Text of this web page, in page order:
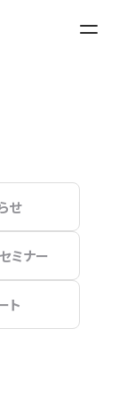
せ
ミナー
ト